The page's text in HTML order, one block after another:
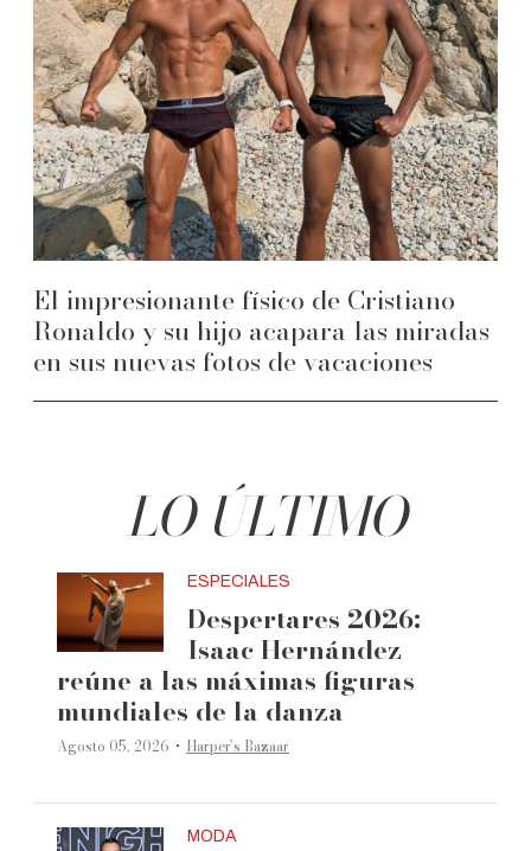
El impresionante físico de Cristiano
Ronaldo y su hijo acapara las miradas
en sus nuevas fotos de vacaciones
LO ÚLTIMO
ESPECIALES
Despertares 2026:
Isaac Hernández
reúne a las máximas figuras
mundiales de la danza
Agosto 05, 2026 · Harper’s Bazaar
MODA